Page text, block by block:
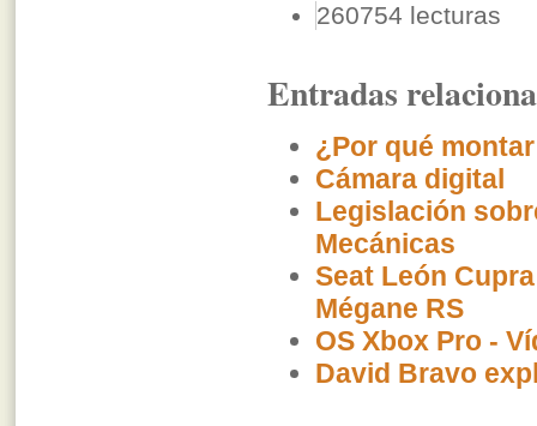
260754 lecturas
Entradas
¿Por qué
Cámara digital
Legislación
Mecánicas
Seat León
Mégane RS
OS Xbox Pro -
David Bravo